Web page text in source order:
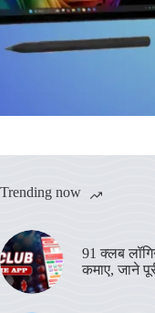
Trending now
91 क्लब
कमाए, जाने